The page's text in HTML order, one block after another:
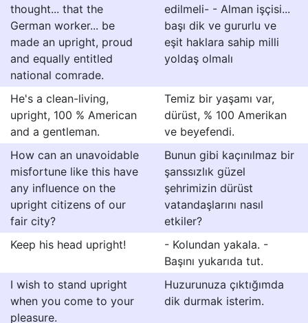
thought... that the
German worker... be
made an upright, proud
and equally entitled
national comrade.
edilmeli- - Alman işçisi...
başı dik ve gururlu ve
eşit haklara sahip milli
yoldaş olmalı
He's a clean-living,
upright, 100 % American
and a gentleman.
Temiz bir yaşamı var,
dürüst, % 100 Amerikan
ve beyefendi.
How can an unavoidable
misfortune like this have
any influence on the
upright citizens of our
fair city?
Bunun gibi kaçınılmaz bir
şanssızlık güzel
şehrimizin dürüst
vatandaşlarını nasıl
etkiler?
Keep his head upright!
- Kolundan yakala. -
Başını yukarıda tut.
I wish to stand upright
when you come to your
pleasure.
Huzurunuza çıktığımda
dik durmak isterim.